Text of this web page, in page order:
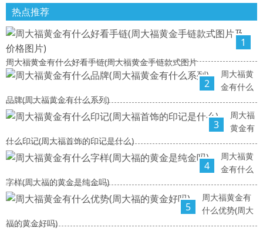
热点推荐
1
周大福黄金有什么好看手链(周大福黄金手链款式图片
2
周大福黄
金有什么
品牌(周大福黄金有什么系列)
3
周大福
黄金有
什么印记(周大福首饰的印记是什么)
4
周大福黄
金有什么
字样(周大福的黄金是纯金吗)
5
周大福黄金有
什么优势(周大
福的黄金好吗)